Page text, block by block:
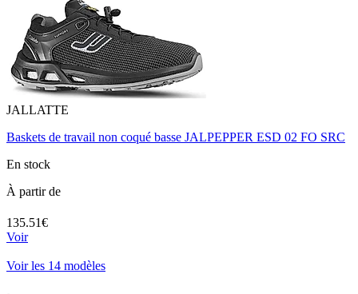
JALLATTE
Baskets de travail non coqué basse JALPEPPER ESD 02 FO SRC
En stock
À partir de
135.51€
Voir
Voir les 14 modèles